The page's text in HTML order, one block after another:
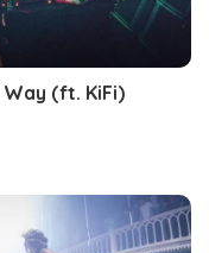
Way (ft. KiFi)